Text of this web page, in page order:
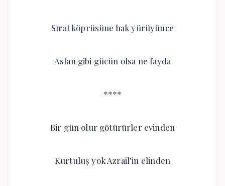
Sırat köprüsüne hak yürüyünce
Aslan gibi gücün olsa ne fayda
****
Bir gün olur götürürler evinden
Kurtuluş yok Azrail’in elinden